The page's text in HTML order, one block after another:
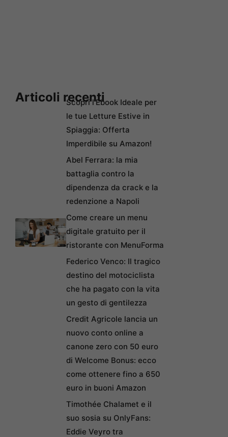
Articoli recentiScopri l’Ebook Ideale per
le tue Letture Estive in
Spiaggia: Offerta
Imperdibile su Amazon!
Abel Ferrara: la mia
battaglia contro la
dipendenza da crack e la
redenzione a Napoli
Come creare un menu
digitale gratuito per il
ristorante con MenuForma
Federico Venco: Il tragico
destino del motociclista
che ha pagato con la vita
un gesto di gentilezza
Credit Agricole lancia un
nuovo conto online a
canone zero con 50 euro
di Welcome Bonus: ecco
come ottenere fino a 650
euro in buoni Amazon
Timothée Chalamet e il
suo sosia su OnlyFans:
Eddie Veyro tra